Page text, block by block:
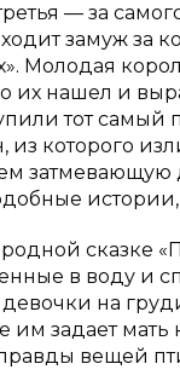
— за
замуж за
Молодая
их нашел и
тот
из которого
затмевающую
сказке
в воду и
на
им задает
вещей